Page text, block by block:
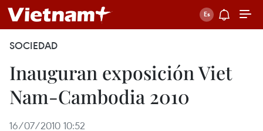
SOCIEDAD
Inauguran exposición Viet
Nam-Cambodia 2010
16/07/2010 10:52